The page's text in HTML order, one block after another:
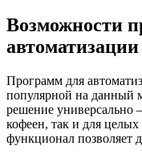
Возможности
Программ для
популярной на данный
решение универсально
кофеен, так и для
функционал позволяет